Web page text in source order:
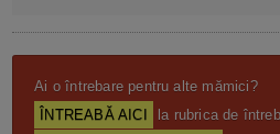
Ai o întrebare pentru alte mămici?
ÎNTREABĂ AICI
la rubrica de